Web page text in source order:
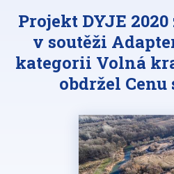
Projekt DYJE
v soutěži
kategorii Volná
obdržel